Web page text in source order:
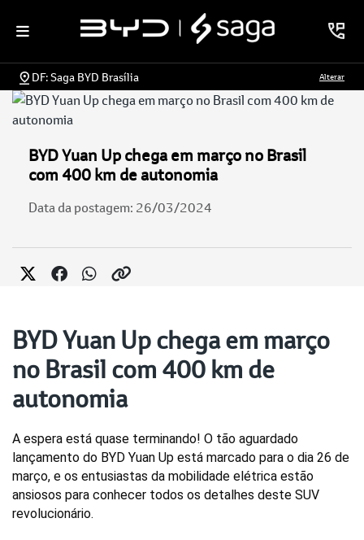
DF: Saga BYD Brasília Alterar
BYD Yuan Up chega em março no Brasil
com 400 km de autonomia
Data da postagem: 26/03/2024
BYD Yuan Up chega em março
no Brasil com 400 km de
autonomia
A espera está quase terminando! O tão aguardado
lançamento do BYD Yuan Up está marcado para o dia 26 de
março, e os entusiastas da mobilidade elétrica estão
ansiosos para conhecer todos os detalhes deste SUV
revolucionário.